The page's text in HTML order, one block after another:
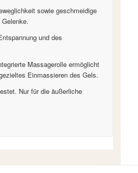
sowie geschmeidige
und des
Massagerolle ermöglicht
Einmassieren des Gels.
Nur für die äußerliche